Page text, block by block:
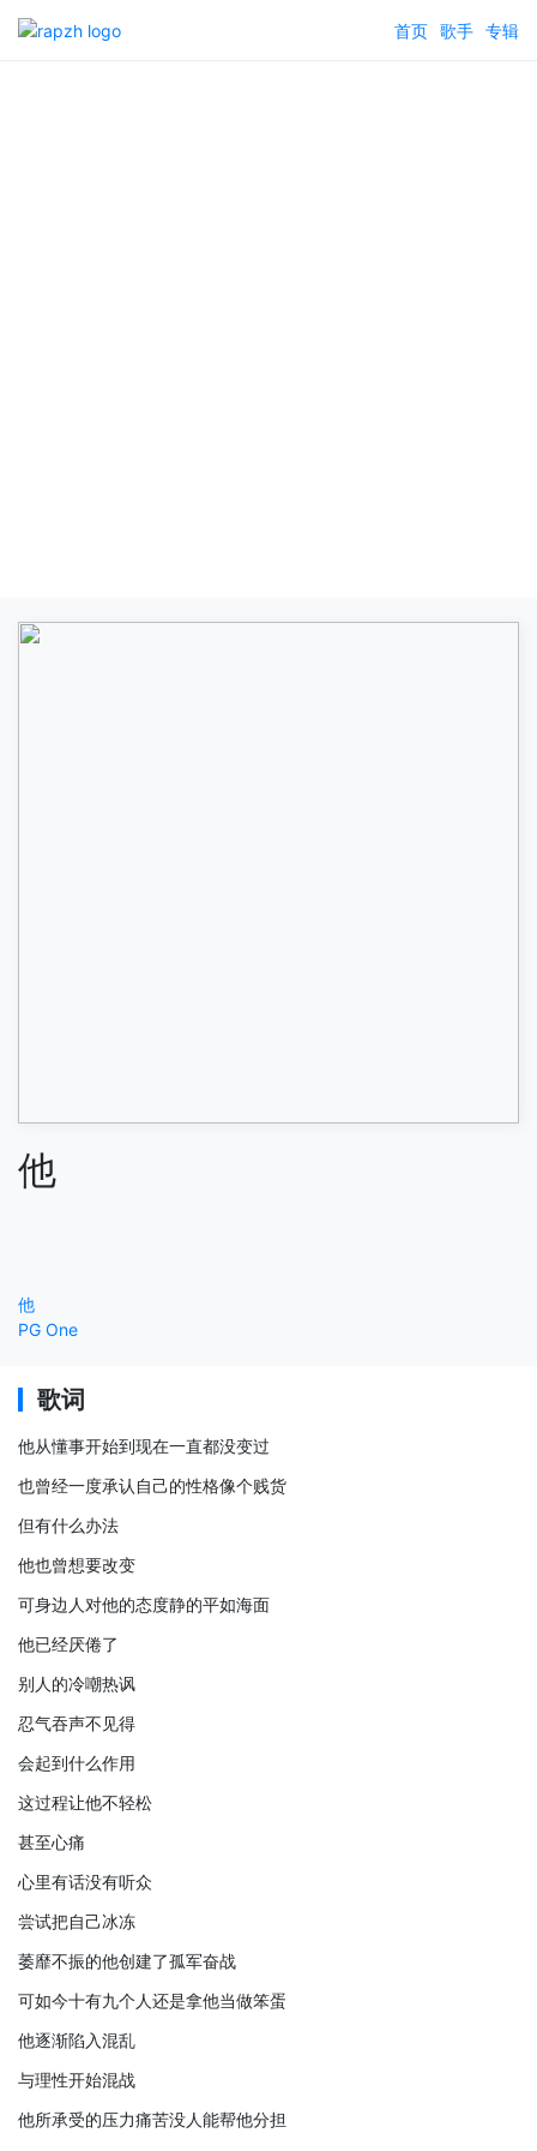
首页 歌手 专辑
他
他
PG One
歌词
他从懂事开始到现在一直都没变过
也曾经一度承认自己的性格像个贱货
但有什么办法
他也曾想要改变
可身边人对他的态度静的平如海面
他已经厌倦了
别人的冷嘲热讽
忍气吞声不见得
会起到什么作用
这过程让他不轻松
甚至心痛
心里有话没有听众
尝试把自己冰冻
萎靡不振的他创建了孤军奋战
可如今十有九个人还是拿他当做笨蛋
他逐渐陷入混乱
与理性开始混战
他所承受的压力痛苦没人能帮他分担